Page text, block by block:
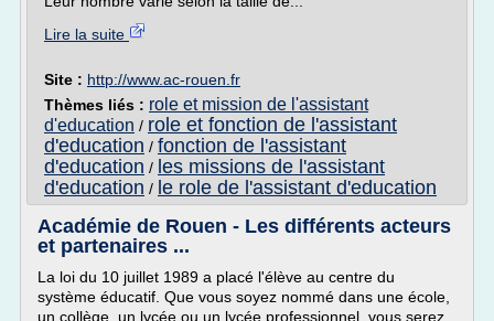
Lire la suite
Site : http://www.ac-rouen.fr
Thèmes liés : role et mission de l'assistant
d'education / role et fonction de l'assistant
d'education / fonction de l'assistant
d'education / les missions de l'assistant
d'education / le role de l'assistant d'education
Académie de Rouen - Les différents acteurs
et partenaires ...
La loi du 10 juillet 1989 a placé l'élève au centre du
système éducatif. Que vous soyez nommé dans une école,
un collège, un lycée ou un lycée professionnel, vous serez